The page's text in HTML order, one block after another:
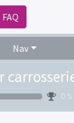
FAQ
Nav
0 %